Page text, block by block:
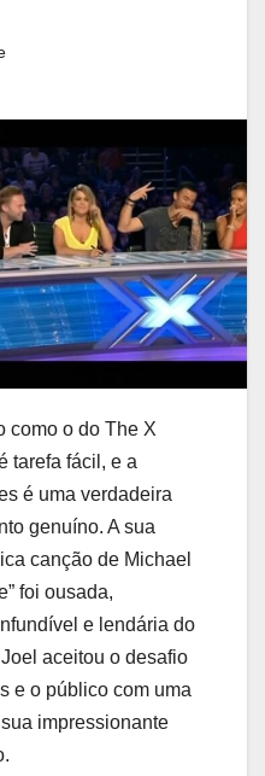
como o do The X
tarefa fácil, e a
é uma verdadeira
genuíno. A sua
canção de Michael
foi ousada,
e lendária do
aceitou o desafio
e o público com uma
impressionante